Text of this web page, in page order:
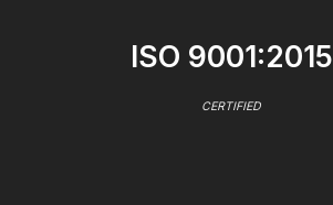
ISO 9001:2015
CERTIFIED